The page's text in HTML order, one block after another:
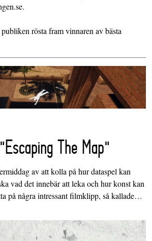
rösta fram vinnaren av bästa
The Map"
av att kolla på hur dataspel kan
vad det innebär att leka och hur konst kan
på några intressant filmklipp, så kallade…